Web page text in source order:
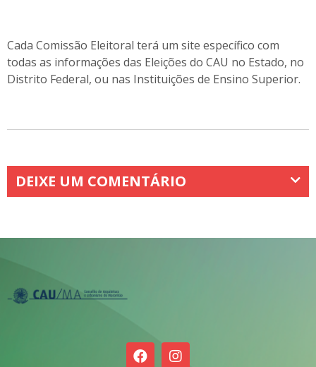
Cada Comissão Eleitoral terá um site específico com
todas as informações das Eleições do CAU no Estado, no
Distrito Federal, ou nas Instituições de Ensino Superior.
DEIXE UM COMENTÁRIO